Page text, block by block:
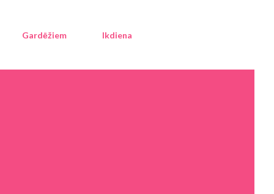
Gardēžiem Ikdiena